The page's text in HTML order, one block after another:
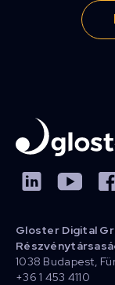
Gloster Digital
1038 Budapest,
+36 1 453 4110